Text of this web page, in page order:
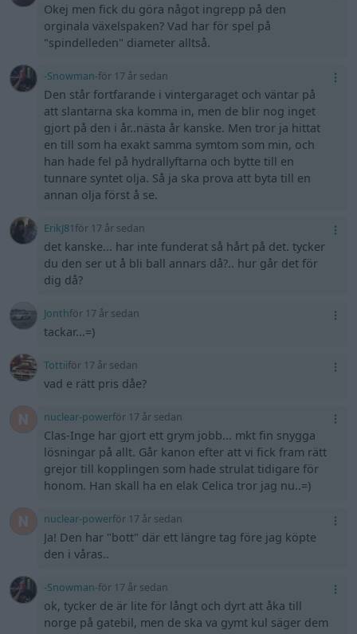
Okej men fick du göra något ingrepp på den
orginala växelspaken? Vad har för spel på
"spindelleden" diameter alltså.
-Snowman-för 17 år sedan
Den står fortfarande i vintergaraget och väntar på
att slantarna ska komma in, men de blir nog inget
gjort på den i år..nästa år kanske. Men tror ja hittat
en till som ha exakt samma symtom som min, och
han hade fel på hydrallyftarna och bytte till en
tunnare syntet olja. Så ja ska prova att byta till en
annan olja först å se.
ErikJ81för 17 år sedan
det kanske... har inte funderat så hårt på det. tycker
du den ser ut å bli ball annars då?.. hur går det för
dig då?
Jonthför 17 år sedan
tackar...=)
Tottiiför 17 år sedan
vad e rätt pris dåe?
nuclear-powerför 17 år sedan
Clas-Inge har gjort ett grym jobb... mkt fin snygga
lösningar på allt. Går kanon efter att vi fick fram rätt
grejor till kopplingen som hade strulat tidigare för
honom. Han skall ha en elak Celica tror jag nu..=)
nuclear-powerför 17 år sedan
Ja! Den har "bott" där ett längre tag före jag köpte
den i våras..
-Snowman-för 17 år sedan
ok, tycker de är lite för långt och dyrt att åka till
norge på gatebil, men de ska va gymt kul säger dem